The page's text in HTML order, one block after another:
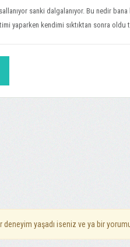
sanki dalgalanıyor. Bu nedir
yaparken kendimi sıktıktan sonra oldu
yaşadı iseniz ve ya bir